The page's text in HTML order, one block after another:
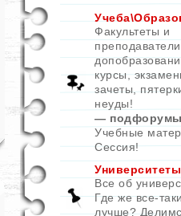
Факультеты и
курсы,
зачеты,
неуды!
—
Учебные
Сессия!
Университеты
Все об
Где же все-
лучше?